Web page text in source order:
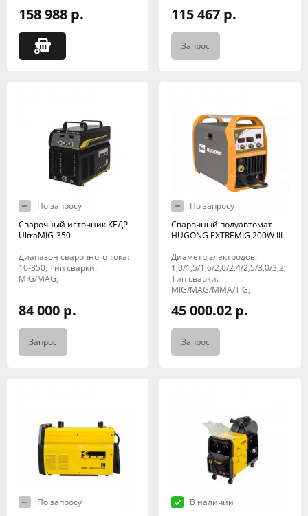
158 988 р. 115 467 р.
Запрос
По запросу
Сварочный источник КЕДР
UltraMIG-350
Диапазон сварочного тока:
10-350; Тип сварки:
MIG/MAG;
84 000 р.
Запрос
По запросу
Сварочный полуавтомат
HUGONG EXTREMIG 200W III
Диаметр электродов:
1,0/1,5/1,6/2,0/2,4/2,5/3,0/3,2;
Тип сварки:
MIG/MAG/MMA/TIG;
45 000.02 р.
Запрос
По запросу
В наличии